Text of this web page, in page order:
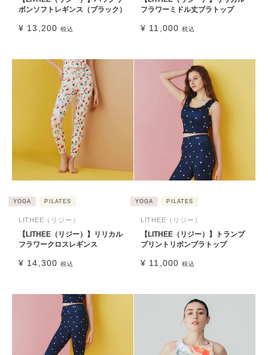
ボンソフトレギンス（ブラック）
¥ 13,200 税込
フラワーミドル丈ブラトップ
¥ 11,000 税込
YOGA PILATES
LITHEE（リジー）
【LITHEE（リジー）】リリカル
フラワークロスレギンス
¥ 14,300 税込
YOGA PILATES
LITHEE（リジー）
【LITHEE（リジー）】トランプ
プリントリボンブラトップ
¥ 11,000 税込